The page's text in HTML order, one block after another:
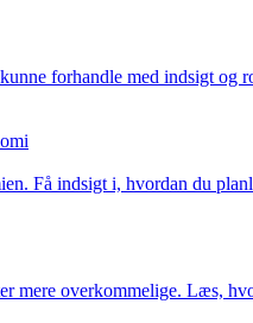
forhandle med indsigt
Få indsigt i, hvordan du
mere overkommelige. Læs,